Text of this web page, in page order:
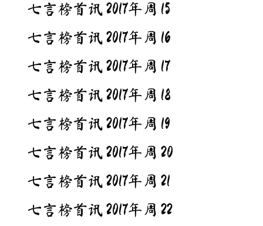
七言榜首讯 2017年周 15
七言榜首讯 2017年周 16
七言榜首讯 2017年周 17
七言榜首讯 2017年周 18
七言榜首讯 2017年周 19
七言榜首讯 2017年周 20
七言榜首讯 2017年周 21
七言榜首讯 2017年周 22